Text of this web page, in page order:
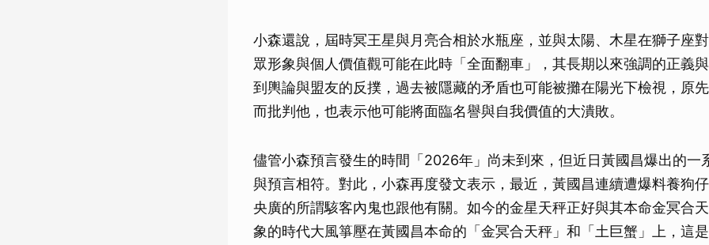
小森還說，屆時冥王星與月亮合相於水瓶座，並與太陽、木星在獅子座
眾形象與個人價值觀可能在此時「全面翻車」，其長期以來強調的正義
到輿論與盟友的反撲，過去被隱藏的矛盾也可能被攤在陽光下檢視，原
而批判他，也表示他可能將面臨名譽與自我價值的大潰敗。
儘管小森預言發生的時間「2026年」尚未到來，但近日黃國昌爆出的一
與預言相符。對此，小森再度發文表示，最近，黃國昌連續遭爆料養狗
央廣的所謂駭客內鬼也跟他有關。如今的金星天秤正好與其本命金冥合
象的時代大風箏壓在黃國昌本命的「金冥合天秤」和「土巨蟹」上，這